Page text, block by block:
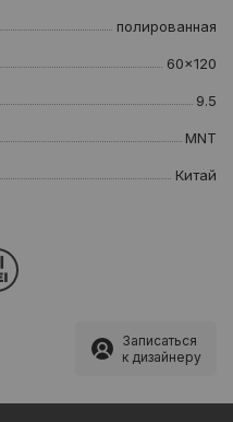
полированная
60x120
9.5
MNT
Китай
Записаться
к дизайнеру